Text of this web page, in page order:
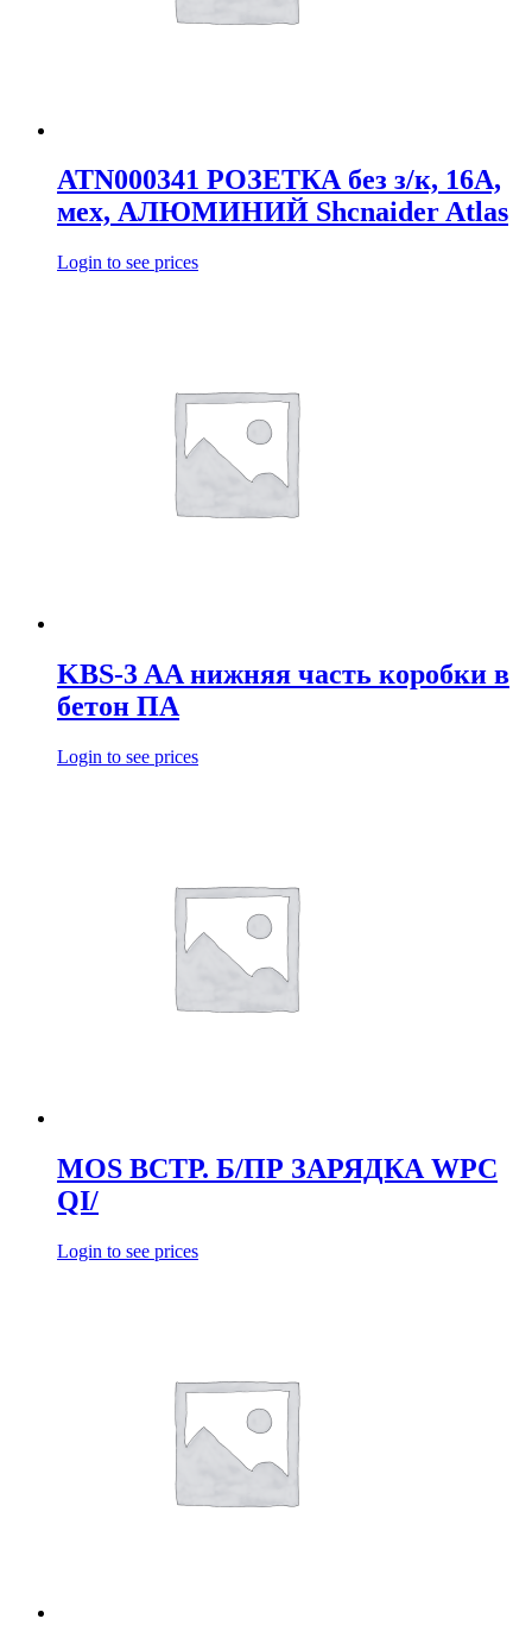
ATN000341 РОЗЕТКА без з/к, 16А,
мех, АЛЮМИНИЙ Shcnaider Atlas
Login to see prices
KBS-3 AA нижняя часть коробки в
бетон ПА
Login to see prices
MOS ВСТР. Б/ПР ЗАРЯДКА WPC
QI/
Login to see prices